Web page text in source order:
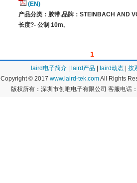
(EN)
产品分类：胶带,品牌：STEINBACH AND
长度?- 公制 10m,
1
laird电子简介 laird产品 laird动态
按
Copyright © 2017 www.laird-tek.comAll Rights
版权所有：深圳市创唯电子有限公司 客服电话